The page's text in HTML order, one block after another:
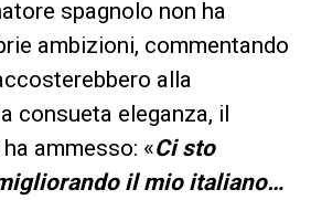
spagnolo non ha
ambizioni, commentando
alla
consueta eleganza, il
ammesso: «Ci sto
il mio italiano…